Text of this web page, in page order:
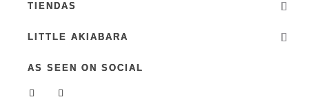
TIENDAS
LITTLE AKIABARA
AS SEEN ON SOCIAL